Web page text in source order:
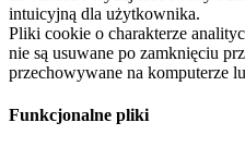
intuicyjną dla użytkownika.
Pliki cookie o charakterze
nie są usuwane po zamknięciu
przechowywane na komputerze
Funkcjonalne pliki